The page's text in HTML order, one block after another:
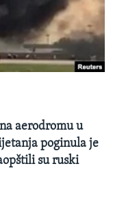
aerodromu u
poginula je
su ruski